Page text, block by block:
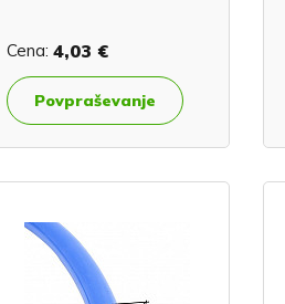
Cena: 4,03 €
Povpraševanje